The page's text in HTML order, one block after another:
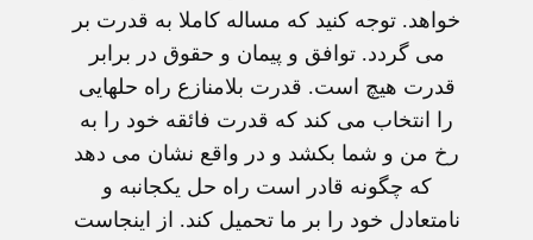
خواهد. توجه کنيد که مساله کاملا به قدرت بر
می گردد. توافق و پيمان و حقوق در برابر
قدرت هيچ است. قدرت بلامنازع راه حلهايی
را انتخاب می کند که قدرت فائقه خود را به
رخ من و شما بکشد و در واقع نشان می دهد
که چگونه قادر است راه حل يکجانبه و
نامتعادل خود را بر ما تحميل کند. از اينجاست